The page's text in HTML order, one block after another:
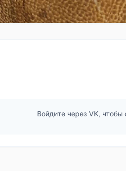
Войдите через VK,